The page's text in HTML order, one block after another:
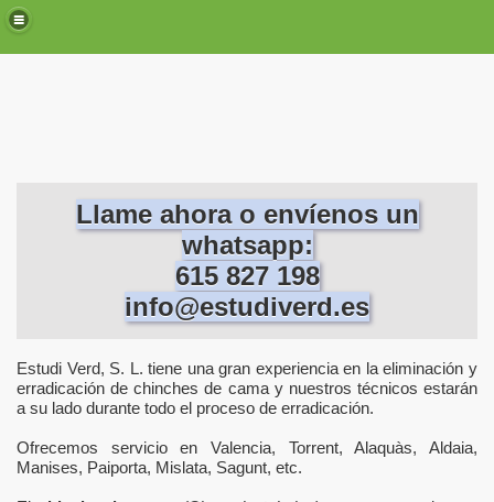
Llame ahora o envíenos un
whatsapp:
615 827 198
info@estudiverd.es
Estudi Verd, S. L. tiene una gran experiencia en la eliminación y
erradicación de chinches de cama y nuestros técnicos estarán
a su lado durante todo el proceso de erradicación.
Ofrecemos servicio en Valencia, Torrent, Alaquàs, Aldaia,
Manises, Paiporta, Mislata, Sagunt, etc.
Valencia, Torrent, Paterna, Mislata.
Torrent, Paterna, Mislata
Paterna, Mislata...
en Valencia, Torrent, Paterna, Mislata.
en Valencia.